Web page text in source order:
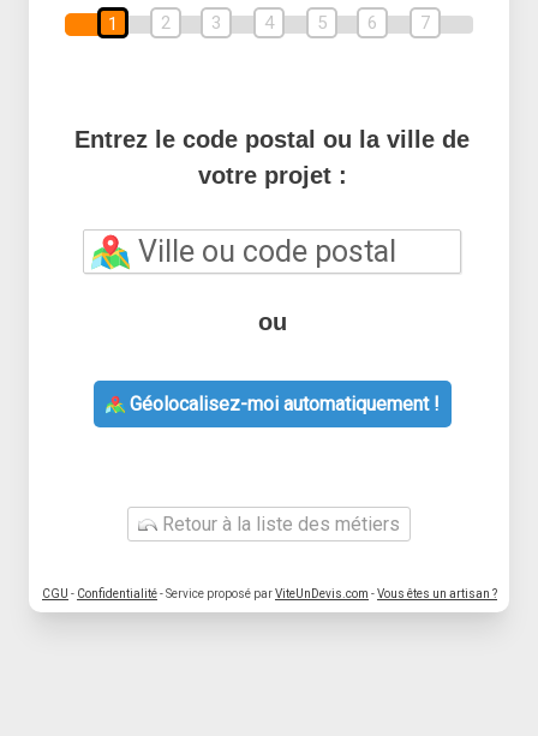
1 2 3 4 5 6 7
Entrez le code postal ou la ville de
votre projet :
ou
Géolocalisez-moi automatiquement !
Retour à la liste des métiers
CGU - Confidentialité- Service proposé parViteUnDevis.com -Vous êtes un artisan ?